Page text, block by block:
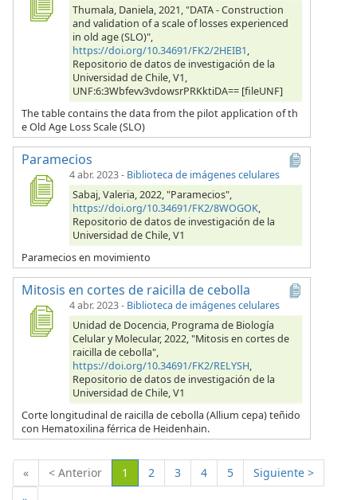
Thumala, Daniela, 2021, "DATA - Construction
and validation of a scale of losses experienced
in old age (SLO)",
https://doi.org/10.34691/FK2/2HEIB1,
Repositorio de datos de investigación de la
Universidad de Chile, V1,
UNF:6:3Wbfevv3vdowsrPRKktiDA== [fileUNF]
The table contains the data from the pilot application of th
e Old Age Loss Scale (SLO)
Paramecios
4 abr. 2023- Biblioteca de imágenes celulares
Sabaj, Valeria, 2022, "Paramecios",
https://doi.org/10.34691/FK2/8WOGOK,
Repositorio de datos de investigación de la
Universidad de Chile, V1
Paramecios en movimiento
Mitosis en cortes de raicilla de cebolla
4 abr. 2023- Biblioteca de imágenes celulares
Unidad de Docencia, Programa de Biología
Celular y Molecular, 2022, "Mitosis en cortes de
raicilla de cebolla",
https://doi.org/10.34691/FK2/RELYSH,
Repositorio de datos de investigación de la
Universidad de Chile, V1
Corte longitudinal de raicilla de cebolla (Allium cepa) teñido
con Hematoxilina férrica de Heidenhain.
« < Anterior 1 (Actual)
2 3 4 5
Siguiente >